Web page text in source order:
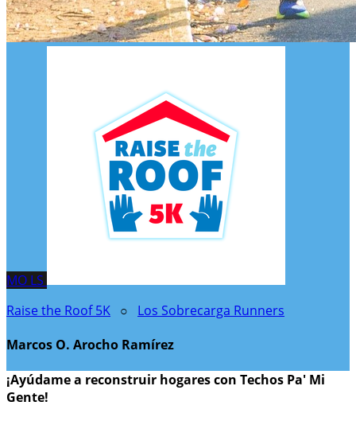
MO LS
Raise the Roof 5K ○ Los Sobrecarga Runners
Marcos O. Arocho Ramírez
¡Ayúdame a reconstruir hogares con Techos Pa' Mi
Gente!